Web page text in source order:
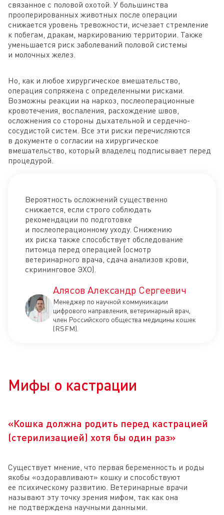
связанное с половой охотой. У большинства
прооперированных животных после операции
снижается уровень тревожности, исчезает стремление
к побегам, дракам, маркированию территории. Также
уменьшается риск заболеваний половой системы
и молочных желез.
Но, как и любое хирургическое вмешательство,
операция сопряжена с определенными рисками.
Возможны реакции на наркоз, послеоперационные
кровотечения, воспаления, расхождение швов,
осложнения со стороны дыхательной и сердечно-
сосудистой систем. Все эти риски перечисляются
в документе о согласии на хирургическое
вмешательство, который владелец подписывает перед
процедурой.
Вероятность осложнений существенно
снижается, если строго соблюдать
рекомендации по подготовке
и послеоперационному уходу. Снижению
их риска также способствует обследование
питомца перед операцией (осмотр
ветеринарного врача, сдача анализов крови,
скрининговое ЭХО).
Алясов Александр Сергеевич
Менеджер по научной коммуникации
цифрового направления, ветеринарный врач,
член Российского общества медицины кошек
(RSFM).
Мифы о кастрации
«Кошка должна родить перед кастрацией
(стерилизацией) хотя бы один раз»
Существует мнение, что первая беременность и роды
якобы «оздоравливают» кошку и способствуют
ее психическому развитию. Ветеринарные врачи
называют эту точку зрения мифом, так как она
не подтверждена научными данными.